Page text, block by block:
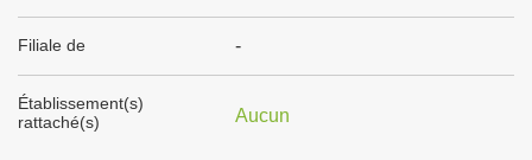
Filiale de -
Établissement(s)
rattaché(s)
Aucun